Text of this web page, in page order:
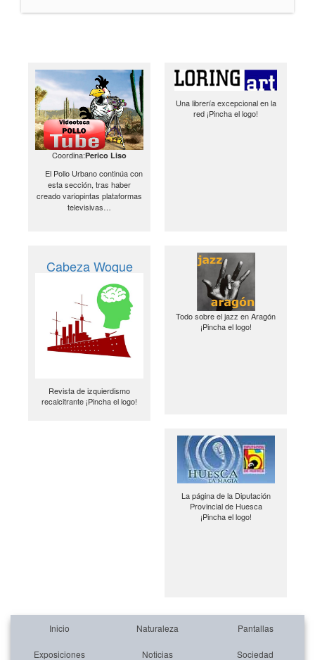
Coordina:Perico Liso
El Pollo Urbano continúa con
esta sección, tras haber
creado variopintas plataformas
televisivas…
Una librería excepcional en la
red ¡Pincha el logo!
Cabeza Woque
Revista de izquierdismo
recalcitrante ¡Pincha el logo!
Todo sobre el jazz en Aragón
¡Pincha el logo!
La página de la Diputación
Provincial de Huesca
¡Pincha el logo!
Inicio Naturaleza Pantallas
Exposiciones Noticias Sociedad